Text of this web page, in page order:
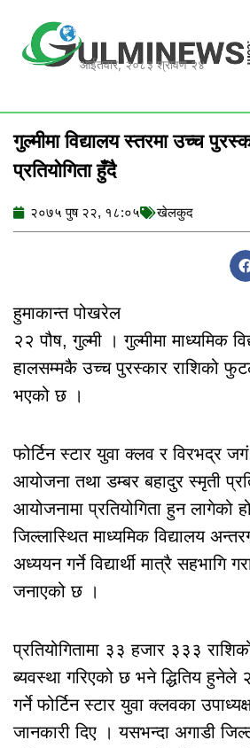
content
आईतवार, २०८३ श्रावण २४
गुल्मीमा विद्यालय स्तरमा उच्च
प्रतियोगिता हुँदै
२०७५ पुष २२, १८:०५ खेलकुद
हुमाकान्त पोखरेल
२२ पौष, गुल्मी । गुल्मीमा माध्यमिक
हालसम्मकै उच्च पुरस्कार राशिको
भएको छ ।
फोर्टिन स्टार युवा क्लव र विरभद्र
आयोजना तथा डम्बर बहादुर स्मृती
आयोजनामा प्रतियोगिता हुन लागेको
जिल्लास्थित माध्यमिक विद्यालय
अध्ययन गर्ने विद्यार्थी मात्रै सहभागि
जनाएको छ ।
प्रतियोगितामा ३३ हजार ३३३
ब्यवस्था गरिएको छ भने द्धितिय हुनेले
गर्ने फोर्टिन स्टार युवा क्लवका
जानकारी दिए । यसभन्दा अगाडी